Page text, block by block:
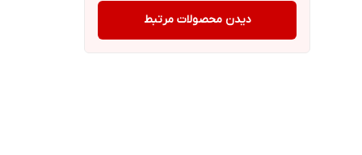
دیدن محصولات مرتبط